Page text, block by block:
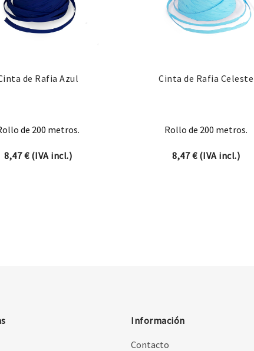
de Rafia Azul
de 200 metros.
8,47€(IVA incl.)
Cinta de Rafia Celeste
Rollo de 200 metros.
8,47€(IVA incl.)
Información
Contacto